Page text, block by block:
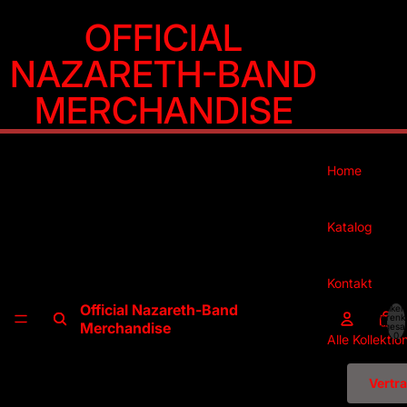
OFFICIAL
NAZARETH-BAND
MERCHANDISE
Official Nazareth-Band
Merchandise
Home
Katalog
Kontakt
Alle
Artikel
0